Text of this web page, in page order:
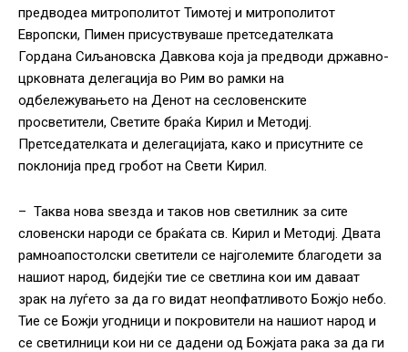
предводеа митрополитот Тимотеј и митрополитот
Европски, Пимен присуствуваше претседателката
Гордана Сиљановска Давкова која ја предводи државно-
црковната делегација во Рим во рамки на
одбележувањето на Денот на сесловенските
просветители, Светите браќа Кирил и Методиј.
Претседателката и делегацијата, како и присутните се
поклонија пред гробот на Свети Кирил.
– Таква нова ѕвезда и таков нов светилник за сите
словенски народи се браќата св. Кирил и Методиј. Двата
рамноапостолски светители се најголемите благодети за
нашиот народ, бидејќи тие се светлина кои им даваат
зрак на луѓето за да го видат неопфатливото Божјо небо.
Тие се Божји угодници и покровители на нашиот народ и
се светилници кои ни се дадени од Божјата рака за да ги